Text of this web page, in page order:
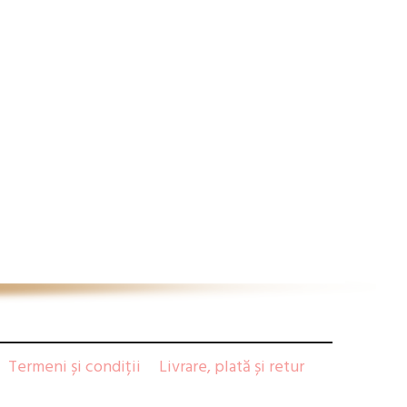
Termeni și condiții Livrare, plată și retur